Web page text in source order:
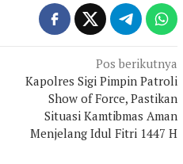
Pos berikutnya
Kapolres Sigi Pimpin Patroli
Show of Force, Pastikan
Situasi Kamtibmas Aman
Menjelang Idul Fitri 1447 H